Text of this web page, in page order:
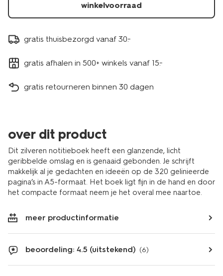
winkelvoorraad
gratis thuisbezorgd vanaf 30.-
gratis afhalen in 500+ winkels vanaf 15.-
gratis retourneren binnen 30 dagen
over dit product
Dit zilveren notitieboek heeft een glanzende, licht
geribbelde omslag en is genaaid gebonden. Je schrijft
makkelijk al je gedachten en ideeën op de 320 gelinieerde
pagina’s in A5-formaat. Het boek ligt fijn in de hand en door
het compacte formaat neem je het overal mee naartoe.
meer productinformatie
beoordeling: 4.5 (uitstekend) (6)